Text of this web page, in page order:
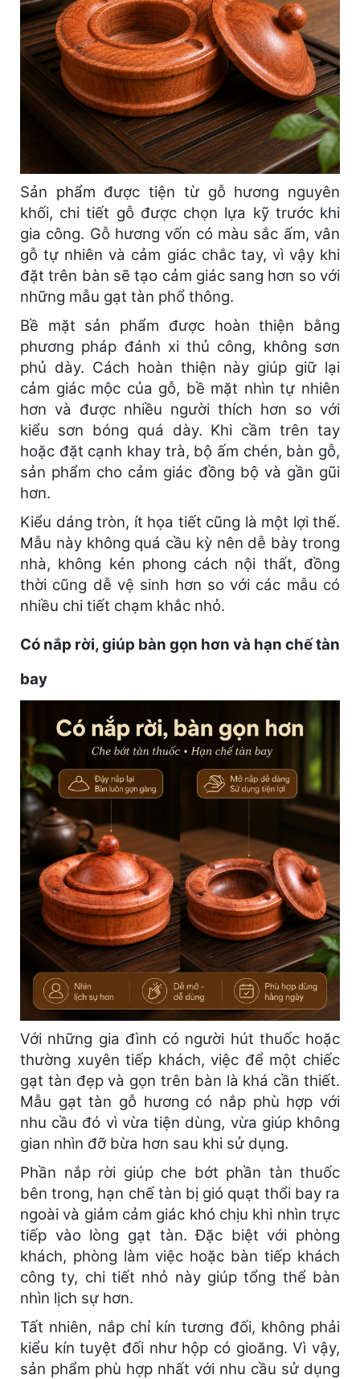
Sản phẩm được tiện từ gỗ hương nguyên
khối, chi tiết gỗ được chọn lựa kỹ trước khi
gia công. Gỗ hương vốn có màu sắc ấm, vân
gỗ tự nhiên và cảm giác chắc tay, vì vậy khi
đặt trên bàn sẽ tạo cảm giác sang hơn so với
những mẫu gạt tàn phổ thông.
Bề mặt sản phẩm được hoàn thiện bằng
phương pháp đánh xi thủ công, không sơn
phủ dày. Cách hoàn thiện này giúp giữ lại
cảm giác mộc của gỗ, bề mặt nhìn tự nhiên
hơn và được nhiều người thích hơn so với
kiểu sơn bóng quá dày. Khi cầm trên tay
hoặc đặt cạnh khay trà, bộ ấm chén, bàn gỗ,
sản phẩm cho cảm giác đồng bộ và gần gũi
hơn.
Kiểu dáng tròn, ít họa tiết cũng là một lợi thế.
Mẫu này không quá cầu kỳ nên dễ bày trong
nhà, không kén phong cách nội thất, đồng
thời cũng dễ vệ sinh hơn so với các mẫu có
nhiều chi tiết chạm khắc nhỏ.
Có nắp rời, giúp bàn gọn hơn và hạn chế tàn
bay
Với những gia đình có người hút thuốc hoặc
thường xuyên tiếp khách, việc để một chiếc
gạt tàn đẹp và gọn trên bàn là khá cần thiết.
Mẫu gạt tàn gỗ hương có nắp phù hợp với
nhu cầu đó vì vừa tiện dùng, vừa giúp không
gian nhìn đỡ bừa hơn sau khi sử dụng.
Phần nắp rời giúp che bớt phần tàn thuốc
bên trong, hạn chế tàn bị gió quạt thổi bay ra
ngoài và giảm cảm giác khó chịu khi nhìn trực
tiếp vào lòng gạt tàn. Đặc biệt với phòng
khách, phòng làm việc hoặc bàn tiếp khách
công ty, chi tiết nhỏ này giúp tổng thể bàn
nhìn lịch sự hơn.
Tất nhiên, nắp chỉ kín tương đối, không phải
kiểu kín tuyệt đối như hộp có gioăng. Vì vậy,
sản phẩm phù hợp nhất với nhu cầu sử dụng